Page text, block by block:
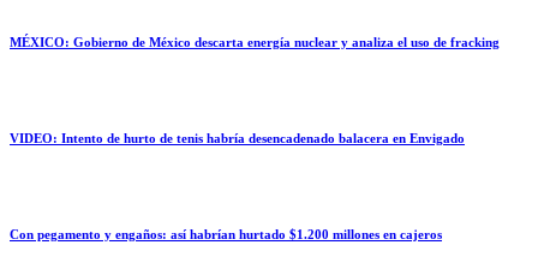
MÉXICO: Gobierno de México descarta energía nuclear y analiza el uso de fracking
VIDEO: Intento de hurto de tenis habría desencadenado balacera en Envigado
Con pegamento y engaños: así habrían hurtado $1.200 millones en cajeros